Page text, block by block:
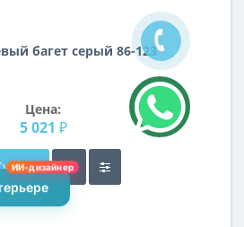
багет серый 86-123
Цена:
5 021 ₽
ИИ-дизайнер